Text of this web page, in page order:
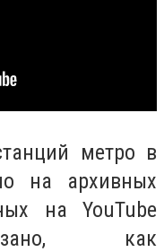
метро в
на архивных
на YouTube
как